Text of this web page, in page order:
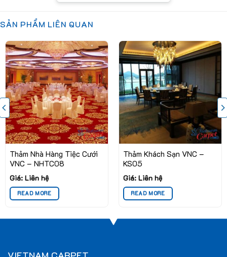
KS09
thực cho người sử dụng:
SẢN PHẨM LIÊN QUAN
Thảm Nhà Hàng Tiệc Cưới
VNC – NHTC08
Giá: Liên hệ
READ MORE
Thảm Khách Sạn VNC –
KS05
Giá: Liên hệ
READ MORE